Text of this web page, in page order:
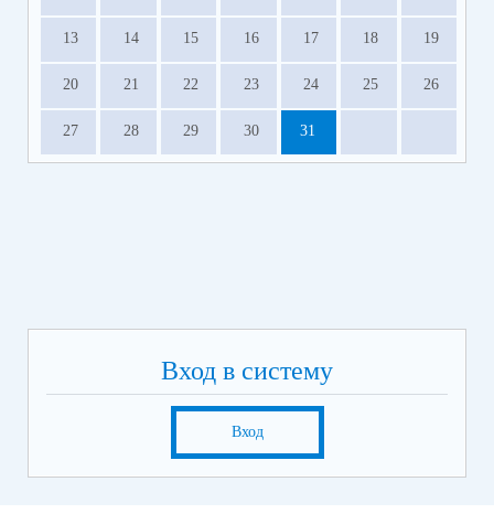
13 14 15 16 17 18 19
20 21 22 23 24 25 26
27 28 29 30 31
Вход в систему
Вход